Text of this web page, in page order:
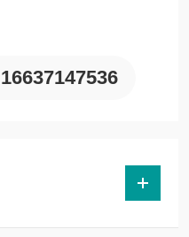
16637147536